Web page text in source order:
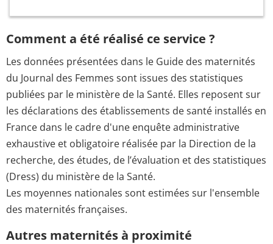
Comment a été réalisé ce service ?
Les données présentées dans le Guide des maternités
du Journal des Femmes sont issues des statistiques
publiées par le ministère de la Santé. Elles reposent sur
les déclarations des établissements de santé installés en
France dans le cadre d'une enquête administrative
exhaustive et obligatoire réalisée par la Direction de la
recherche, des études, de l’évaluation et des statistiques
(Dress) du ministère de la Santé.
Les moyennes nationales sont estimées sur l'ensemble
des maternités françaises.
Autres maternités à proximité